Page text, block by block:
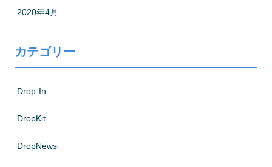
2020年4月
カテゴリー
Drop-In
DropKit
DropNews